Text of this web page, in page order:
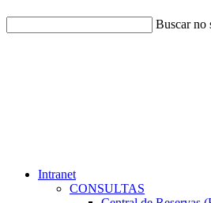
Buscar no
Intranet
CONSULTAS